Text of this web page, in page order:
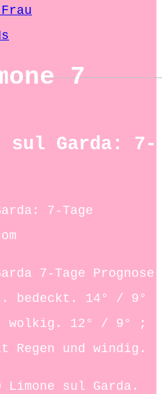
7
sul Garda: 7-
7-Tage
7-Tage Prognose
bedeckt. 14° / 9°
wolkig. 12° / 9° ;
Regen und windig.
Limone sul Garda.